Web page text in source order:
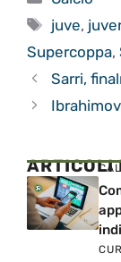
Tag
juve,
Supercoppa,
Sarri,
ARTICOLI